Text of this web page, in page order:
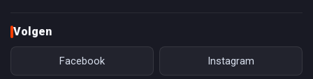
Volgen
Facebook Instagram